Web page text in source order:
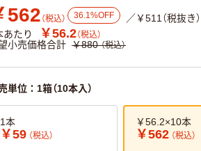
562 （税込） 36.1%OFF
／￥511（税抜き）
あたり
￥56.2（税込）
小売価格合計 ￥880 （税込）
単位：1箱（10本入）
1本
￥59 （税込）
￥56.2×10本
￥562 （税込）